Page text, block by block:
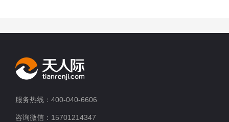
服务热线：400-040-6606
咨询微信：15701214347